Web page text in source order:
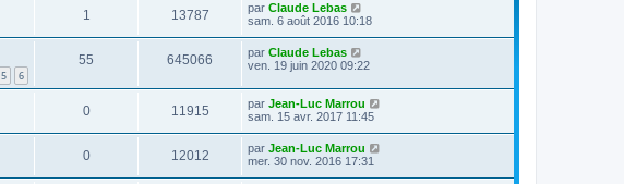
1 13787 par Claude Lebas
sam. 6 août 2016 10:18
5 6
55 645066 par Claude Lebas
ven. 19 juin 2020 09:22
0 11915 par Jean-Luc Marrou
sam. 15 avr. 2017 11:45
0 12012 par Jean-Luc Marrou
mer. 30 nov. 2016 17:31